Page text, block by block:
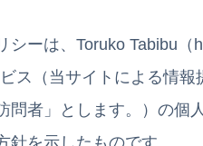
シーは、Toruko Tabibu
ス（当サイトによる情
問者」とします。）の個
針を示したものです。